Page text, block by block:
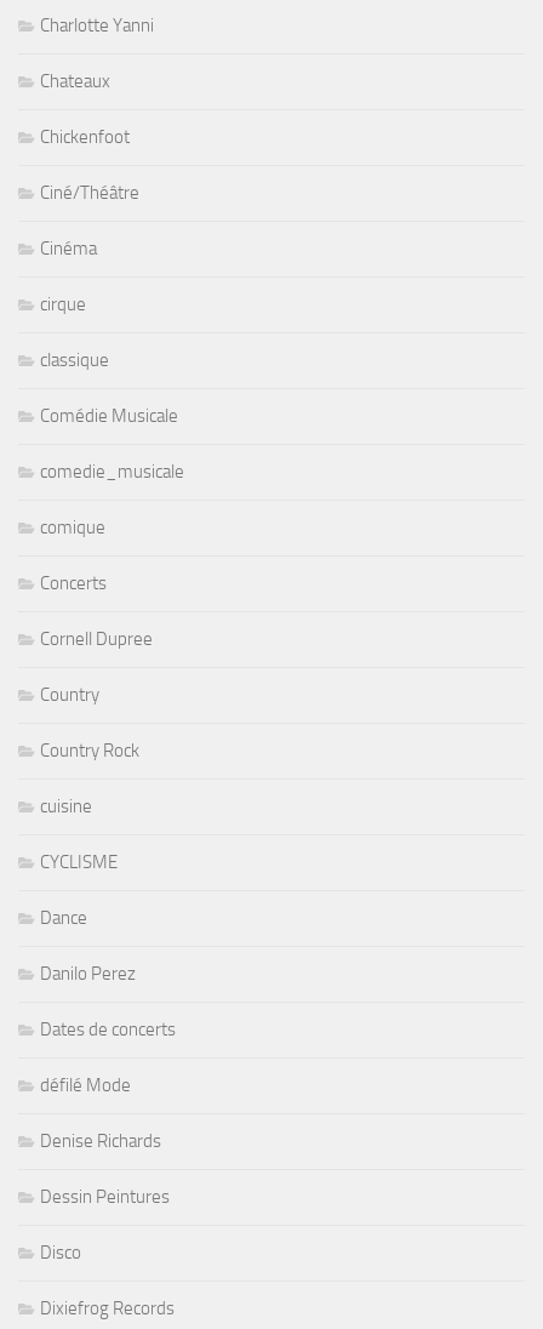
Charlotte Yanni
Chateaux
Chickenfoot
Ciné/Théâtre
Cinéma
cirque
classique
Comédie Musicale
comedie_musicale
comique
Concerts
Cornell Dupree
Country
Country Rock
cuisine
CYCLISME
Dance
Danilo Perez
Dates de concerts
défilé Mode
Denise Richards
Dessin Peintures
Disco
Dixiefrog Records